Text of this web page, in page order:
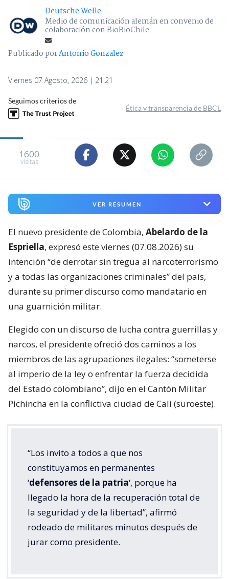
Deutsche Welle
Medio de comunicación alemán en convenio de
colaboración con BioBioChile
Publicado porAntonio Gonzalez
Viernes 07 Agosto, 2026 | 21:21
Seguimos criterios de
Ética y transparencia de BBCL
1600
visitas
VER RESUMEN
El nuevo presidente de Colombia, Abelardo de la
Espriella, expresó este viernes (07.08.2026) su
intención “de derrotar sin tregua al narcoterrorismo
y a todas las organizaciones criminales” del país,
durante su primer discurso como mandatario en
una guarnición militar.
Elegido con un discurso de lucha contra guerrillas y
narcos, el presidente ofreció dos caminos a los
miembros de las agrupaciones ilegales: “someterse
al imperio de la ley o enfrentar la fuerza decidida
del Estado colombiano”, dijo en el Cantón Militar
Pichincha en la conflictiva ciudad de Cali (suroeste).
“Los invito a todos a que nos
constituyamos en permanentes
‘defensores de la patria‘, porque ha
llegado la hora de la recuperación total de
la seguridad y de la libertad”, afirmó
rodeado de militares minutos después de
jurar como presidente.